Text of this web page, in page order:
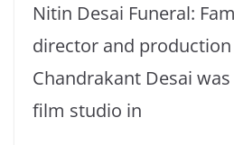
c
e
b
o
at
s
A
p
p
y
Li
n
ar
e
Nitin Desai Funeral:
director and
Chandrakant Desai
film studio in